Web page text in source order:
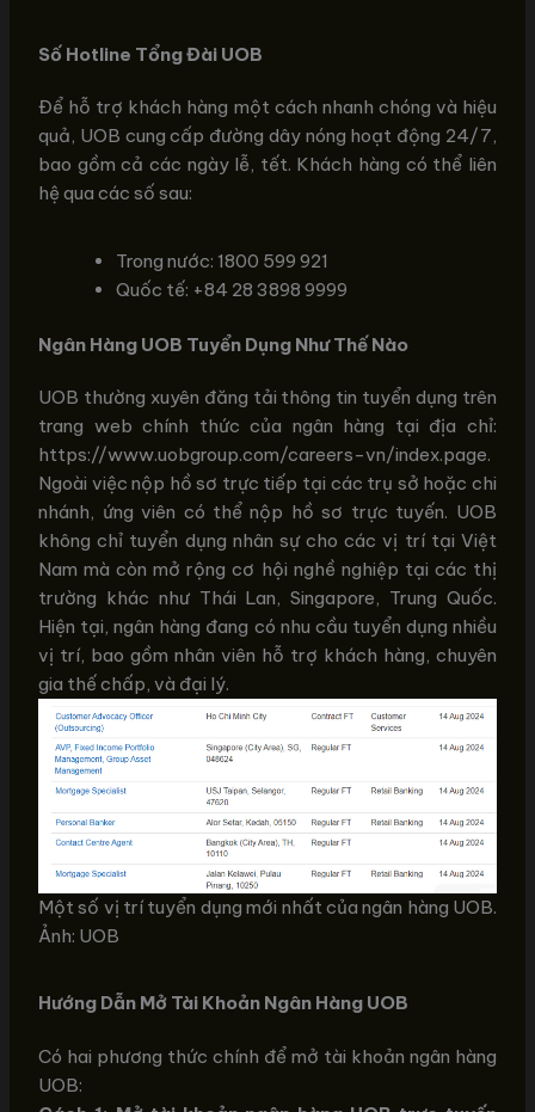
Số Hotline Tổng Đài UOB
Để hỗ trợ khách hàng một cách nhanh chóng và hiệu
quả, UOB cung cấp đường dây nóng hoạt động 24/7,
bao gồm cả các ngày lễ, tết. Khách hàng có thể liên
hệ qua các số sau:
Trong nước: 1800 599 921
Quốc tế: +84 28 3898 9999
Ngân Hàng UOB Tuyển Dụng Như Thế Nào
UOB thường xuyên đăng tải thông tin tuyển dụng trên
trang web chính thức của ngân hàng tại địa chỉ:
https://www.uobgroup.com/careers-vn/index.page.
Ngoài việc nộp hồ sơ trực tiếp tại các trụ sở hoặc chi
nhánh, ứng viên có thể nộp hồ sơ trực tuyến. UOB
không chỉ tuyển dụng nhân sự cho các vị trí tại Việt
Nam mà còn mở rộng cơ hội nghề nghiệp tại các thị
trường khác như Thái Lan, Singapore, Trung Quốc.
Hiện tại, ngân hàng đang có nhu cầu tuyển dụng nhiều
vị trí, bao gồm nhân viên hỗ trợ khách hàng, chuyên
gia thế chấp, và đại lý.
Một số vị trí tuyển dụng mới nhất của ngân hàng UOB.
Ảnh: UOB
Hướng Dẫn Mở Tài Khoản Ngân Hàng UOB
Có hai phương thức chính để mở tài khoản ngân hàng
UOB: